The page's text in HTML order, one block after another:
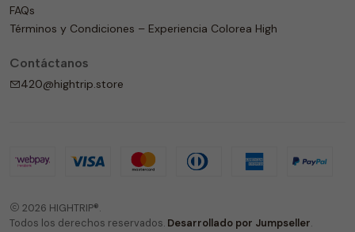
FAQs
Términos y Condiciones – Experiencia Colorea High
Contáctanos
420@hightrip.store
2026 HIGHTRIP®.
Todos los derechos reservados. Desarrollado por Jumpseller.